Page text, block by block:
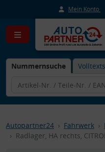
Mein Konto
Nummernsuche
Autopartner24 Fahrwerk
Radlager, HA rechts,